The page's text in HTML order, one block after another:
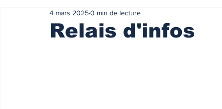
Relais d'infos
4 mars 20250 min de lecture